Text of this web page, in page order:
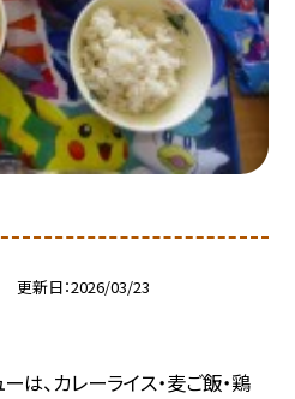
更新日 2026/03/23
、カレーライス・麦ご飯・鶏